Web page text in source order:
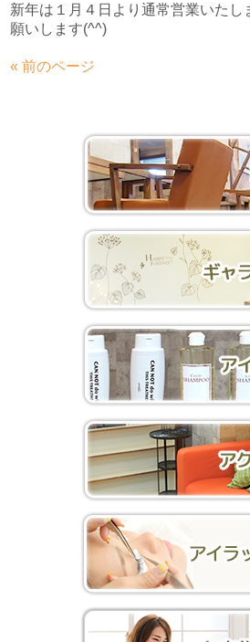
新年は１月４日より通常営業いたし
願いします(^^)
« 前のページ